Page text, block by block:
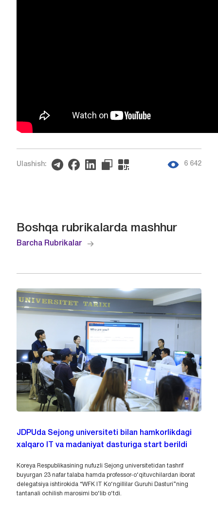
Ulashish: 6 642
Boshqa rubrikalarda mashhur
Barcha Rubrikalar
JDPUda Sejong universiteti bilan hamkorlikdagi
xalqaro IT va madaniyat dasturiga start berildi
Koreya Respublikasining nufuzli Sejong universitetidan tashrif
buyurgan 23 nafar talaba hamda professor-o‘qituvchilardan iborat
delegatsiya ishtirokida “WFK IT Ko‘ngillilar Guruhi Dasturi”ning
tantanali ochilish marosimi bo‘lib o‘tdi.